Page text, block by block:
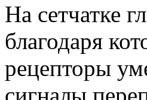
На сетчатке
благодаря
рецепторы
сигналы